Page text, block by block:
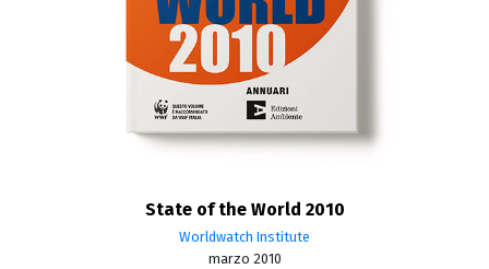
State of the World 2010
Worldwatch Institute
marzo 2010